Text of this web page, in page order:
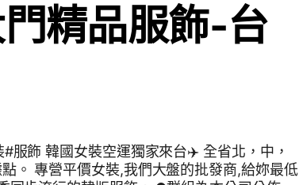
精品服飾-台
服飾 韓國女裝空運獨家來台✈️ 全省北，中，
。 專營平價女裝,我們大盤的批發商,給妳最低